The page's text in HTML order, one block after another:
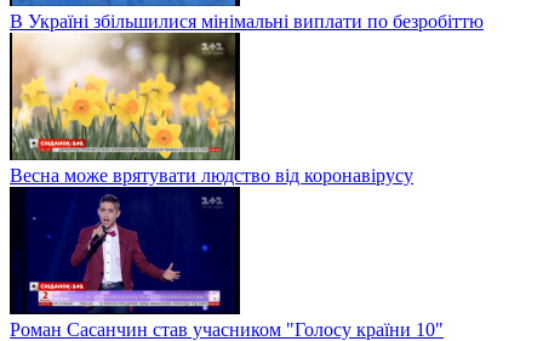
В Україні збільшилися мінімальні виплати по безробіттю
Весна може врятувати людство від коронавірусу
Роман Сасанчин став учасником "Голосу країни 10"